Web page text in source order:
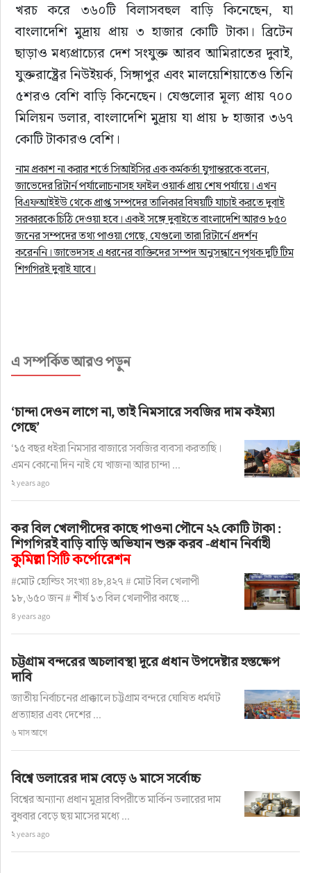
খরচ করে ৩৬০টি বিলাসবহুল বাড়ি কিনেছেন, যা
বাংলাদেশি মুদ্রায় প্রায় ৩ হাজার কোটি টাকা। ব্রিটেন
ছাড়াও মধ্যপ্রাচ্যের দেশ সংযুক্ত আরব আমিরাতের দুবাই,
যুক্তরাষ্ট্রের নিউইয়র্ক, সিঙ্গাপুর এবং মালয়েশিয়াতেও তিনি
৫শরও বেশি বাড়ি কিনেছেন। যেগুলোর মূল্য প্রায় ৭০০
মিলিয়ন ডলার, বাংলাদেশি মুদ্রায় যা প্রায় ৮ হাজার ৩৬৭
কোটি টাকারও বেশি।
নাম প্রকাশ না করার শর্তে সিআইসির এক কর্মকর্তা যুগান্তরকে বলেন,
জাভেদের রিটার্ন পর্যালোচনাসহ ফাইল ওয়ার্ক প্রায় শেষ পর্যায়ে। এখন
বিএফআইইউ থেকে প্রাপ্ত সম্পদের তালিকার বিষয়টি যাচাই করতে দুবাই
সরকারকে চিঠি দেওয়া হবে। একই সঙ্গে দুবাইতে বাংলাদেশি আরও ৮৫০
জনের সম্পদের তথ্য পাওয়া গেছে, যেগুলো তারা রিটার্নে প্রদর্শন
করেননি। জাভেদসহ এ ধরনের ব্যক্তিদের সম্পদ অনুসন্ধানে পৃথক দুটি টিম
শিগগিরই দুবাই যাবে।
এ সম্পর্কিত আরও পড়ুন
‘চান্দা দেওন লাগে না, তাই নিমসারে সবজির দাম কইম্যা
গেছে’
‘১৫ বছর ধইরা নিমসার বাজারে সবজির ব্যবসা করতাছি।
এমন কোনো দিন নাই যে খাজনা আর চান্দা ...
২ years ago
কর বিল খেলাপীদের কাছে পাওনা পৌনে ২২ কোটি টাকা :
শিগগিরই বাড়ি বাড়ি অভিযান শুরু করব -প্রধান নির্বাহী
কুমিল্লা সিটি কর্পোরেশন
#মোট হোল্ডিং সংখ্যা ৪৮,৪২৭ # মোট বিল খেলাপী
১৮,৬৫০ জন # শীর্ষ ১৩ বিল খেলাপীর কাছে ...
৪ years ago
চট্টগ্রাম বন্দরের অচলাবস্থা দূরে প্রধান উপদেষ্টার হস্তক্ষেপ
দাবি
জাতীয় নির্বাচনের প্রাক্কালে চট্টগ্রাম বন্দরে ঘোষিত ধর্মঘট
প্রত্যাহার এবং দেশের ...
৬ মাস আগে
বিশ্বে ডলারের দাম বেড়ে ৬ মাসে সর্বোচ্চ
বিশ্বের অন্যান্য প্রধান মুদ্রার বিপরীতে মার্কিন ডলারের দাম
বুধবার বেড়ে ছয় মাসের মধ্যে ...
২ years ago